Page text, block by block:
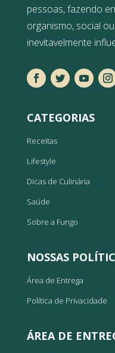
pessoas, fazendo
organismo, social
inevitavelmente
CATEGORIAS
Receitas
Lifestyle
Dicas de Culinária
Saúde
Sobre a Fungo
NOSSAS
Área de Entrega
Política de Privacidade
ÁREA DE